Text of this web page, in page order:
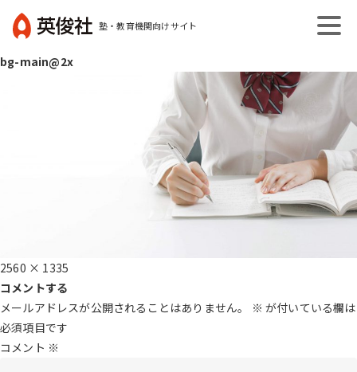
ン
塾・教育機関向けサイト
俊
bg-main@2x
フ
ル
サ
イ
ズ
2560 × 1335
コメントする
メールアドレスが公開されることはありません。
※ が付いている欄は
必須項目です
コメント ※